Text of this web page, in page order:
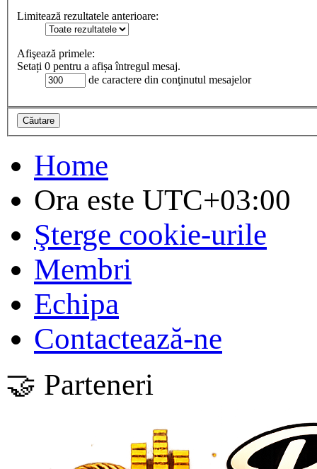
Limitează rezultatele anterioare:
Afişează primele:
Setați 0 pentru a afișa întregul mesaj.
de caractere din conţinutul mesajelor
Home
Ora este UTC+03:00
Şterge cookie-urile
Membri
Echipa
Contactează-ne
🤝 Parteneri